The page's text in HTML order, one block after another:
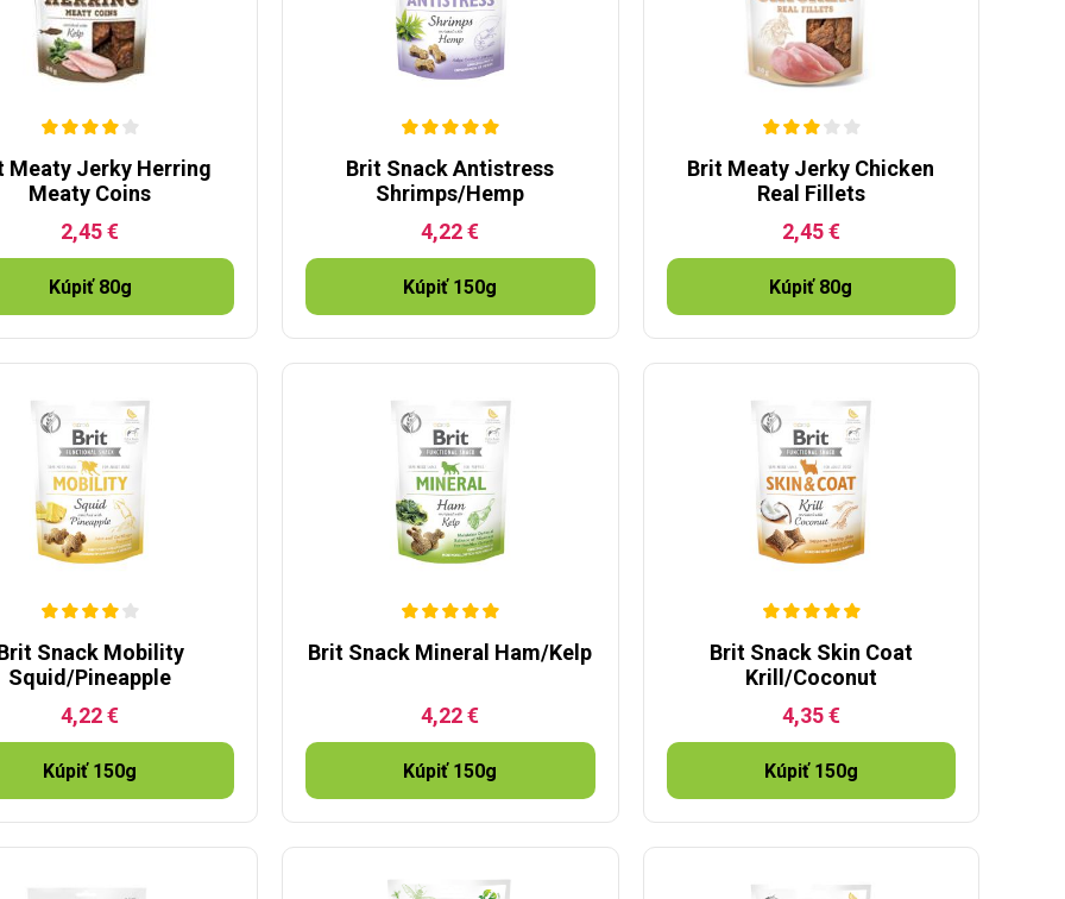
Meaty Jerky Herring
Meaty Coins
2,45 €
Kúpiť 80g
Brit Snack Antistress
Shrimps/Hemp
4,22 €
Kúpiť 150g
Brit Meaty Jerky Chicken
Real Fillets
2,45 €
Kúpiť 80g
Snack Mobility
Squid/Pineapple
4,22 €
Kúpiť 150g
Brit Snack Mineral Ham/Kelp
4,22 €
Kúpiť 150g
Brit Snack Skin Coat
Krill/Coconut
4,35 €
Kúpiť 150g